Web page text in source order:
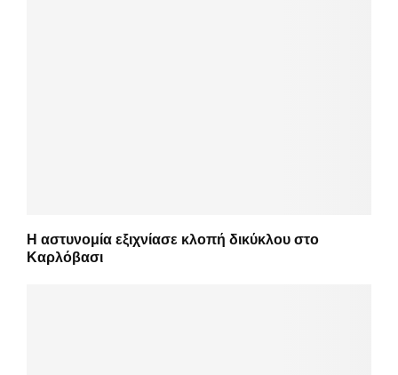
Η αστυνομία εξιχνίασε κλοπή δικύκλου στο
Καρλόβασι